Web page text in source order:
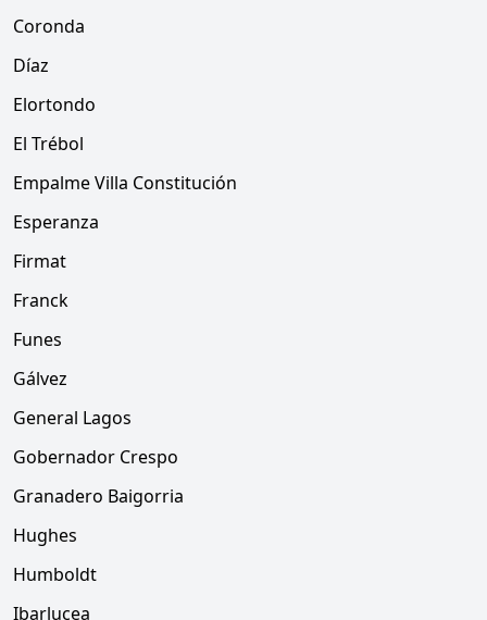
Coronda
Díaz
Elortondo
El Trébol
Empalme Villa Constitución
Esperanza
Firmat
Franck
Funes
Gálvez
General Lagos
Gobernador Crespo
Granadero Baigorria
Hughes
Humboldt
Ibarlucea